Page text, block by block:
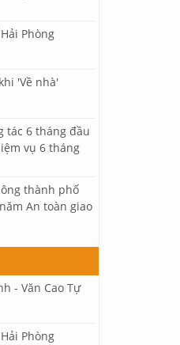
Phòng
'Về nhà'
tác 6 tháng đầu
vụ 6 tháng
thành phố
An toàn giao
- Văn Cao Tự
Phòng